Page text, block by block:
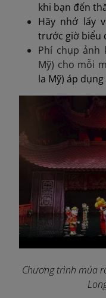
khi bạn đến
Hãy nhớ lấy
trước giờ biểu
Phí chụp ảnh
Mỹ) cho mỗi
la Mỹ) áp
Chương trình múa